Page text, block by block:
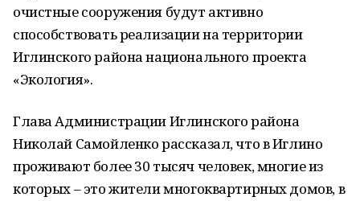
очистные сооружения будут активно
способствовать реализации на территории
Иглинского района национального проекта
«Экология».
Глава Администрации Иглинского района
Николай Самойленко рассказал, что в Иглино
проживают более 30 тысяч человек, многие из
которых – это жители многоквартирных домов, в